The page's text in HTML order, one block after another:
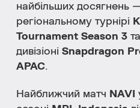
найбільших досягнень
регіональному турнірі
Tournament Season 3
дивізіоні Snapdragon
APAC.
Найближчий матч NAVI